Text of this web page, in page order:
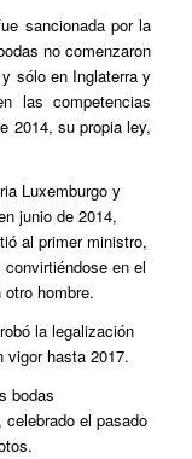
sancionada por la
no comenzaron
sólo en Inglaterra y
las competencias
2014, su propia ley,
Luxemburgo y
junio de 2014,
al primer ministro,
en el
hombre.
la legalización
vigor hasta 2017.
bodas
el pasado